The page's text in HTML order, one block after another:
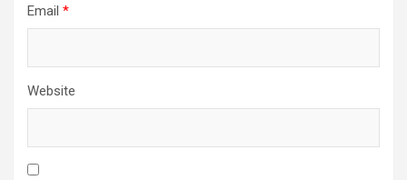
Email *
Website